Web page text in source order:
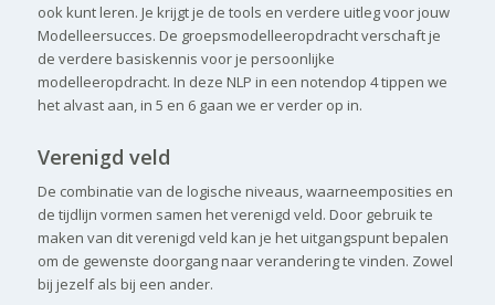
ook kunt leren. Je krijgt je de tools en verdere uitleg voor jouw
Modelleersucces. De groepsmodelleeropdracht verschaft je
de verdere basiskennis voor je persoonlijke
modelleeropdracht. In deze NLP in een notendop 4 tippen we
het alvast aan, in 5 en 6 gaan we er verder op in.
Verenigd veld
De combinatie van de logische niveaus, waarneemposities en
de tijdlijn vormen samen het verenigd veld. Door gebruik te
maken van dit verenigd veld kan je het uitgangspunt bepalen
om de gewenste doorgang naar verandering te vinden. Zowel
bij jezelf als bij een ander.